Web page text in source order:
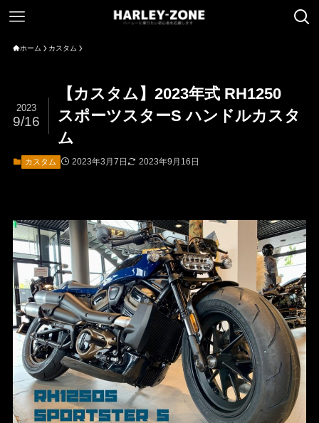
ホーム カスタム
【カスタム】2023年式 RH1250
スポーツスターS ハンドルカスタ
ム
2023
9/16
カスタム 2023年3月7日 2023年9月16日